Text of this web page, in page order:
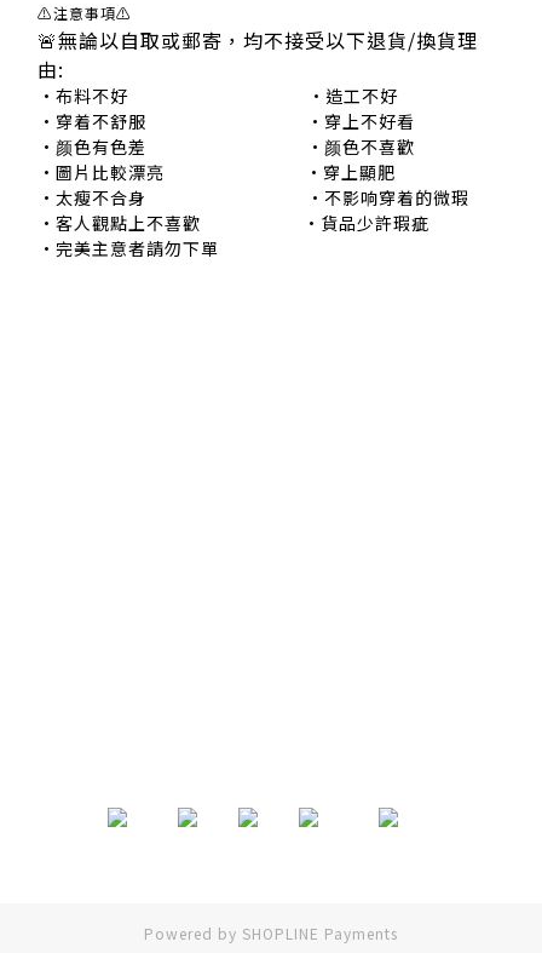
⚠注意事項⚠
🚨無論以自取或郵寄，均不接受以下退貨/換貨理
由:
•布料不好 •造工不好
•穿着不舒服 •穿上不好看
•颜色有色差 •颜色不喜歡
•圖片比較漂亮 •穿上顯肥
•太瘦不合身 •不影响穿着的微瑕
•客人觀點上不喜歡 •貨品少許瑕疵
•完美主意者請勿下單
Powered by SHOPLINE Payments